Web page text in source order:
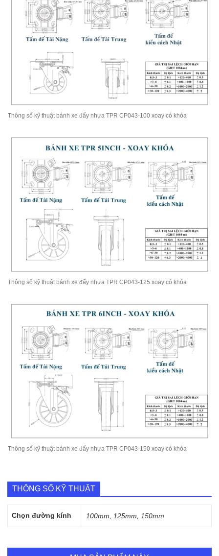
Thông số kỹ thuật bánh xe đẩy nhựa TPR CP043-100 xoay có khóa
Thông số kỹ thuật bánh xe đẩy nhựa TPR CP043-125 xoay có khóa
Thông số kỹ thuật bánh xe đẩy nhựa TPR CP043-150 xoay có khóa
THÔNG SỐ KỸ THUẬT
Chọn đường kính 100mm, 125mm, 150mm